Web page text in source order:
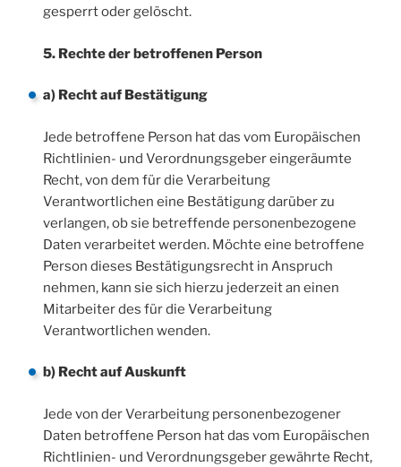
gesperrt oder gelöscht.
5. Rechte der betroffenen Person
a) Recht auf Bestätigung
Jede betroffene Person hat das vom Europäischen
Richtlinien- und Verordnungsgeber eingeräumte
Recht, von dem für die Verarbeitung
Verantwortlichen eine Bestätigung darüber zu
verlangen, ob sie betreffende personenbezogene
Daten verarbeitet werden. Möchte eine betroffene
Person dieses Bestätigungsrecht in Anspruch
nehmen, kann sie sich hierzu jederzeit an einen
Mitarbeiter des für die Verarbeitung
Verantwortlichen wenden.
b) Recht auf Auskunft
Jede von der Verarbeitung personenbezogener
Daten betroffene Person hat das vom Europäischen
Richtlinien- und Verordnungsgeber gewährte Recht,